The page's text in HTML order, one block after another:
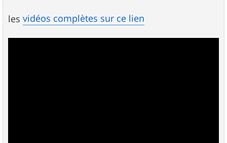
les vidéos complètes sur ce lien